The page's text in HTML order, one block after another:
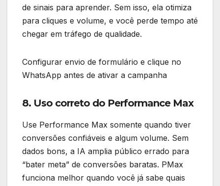
de sinais para aprender. Sem isso, ela otimiza
para cliques e volume, e você perde tempo até
chegar em tráfego de qualidade.
Configurar envio de formulário e clique no
WhatsApp antes de ativar a campanha
8. Uso correto do Performance Max
Use Performance Max somente quando tiver
conversões confiáveis e algum volume. Sem
dados bons, a IA amplia público errado para
“bater meta” de conversões baratas. PMax
funciona melhor quando você já sabe quais